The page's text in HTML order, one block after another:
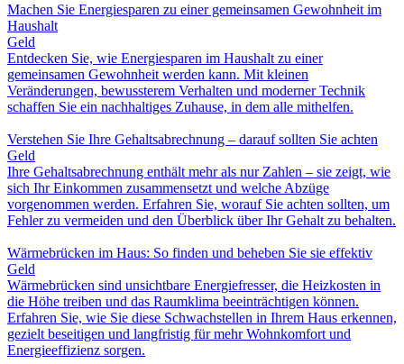
Machen Sie Energiesparen zu einer gemeinsamen Gewohnheit im
Haushalt
Geld
Entdecken Sie, wie Energiesparen im Haushalt zu einer
gemeinsamen Gewohnheit werden kann. Mit kleinen
Veränderungen, bewussterem Verhalten und moderner Technik
schaffen Sie ein nachhaltiges Zuhause, in dem alle mithelfen.
Verstehen Sie Ihre Gehaltsabrechnung – darauf sollten Sie achten
Geld
Ihre Gehaltsabrechnung enthält mehr als nur Zahlen – sie zeigt, wie
sich Ihr Einkommen zusammensetzt und welche Abzüge
vorgenommen werden. Erfahren Sie, worauf Sie achten sollten, um
Fehler zu vermeiden und den Überblick über Ihr Gehalt zu behalten.
Wärmebrücken im Haus: So finden und beheben Sie sie effektiv
Geld
Wärmebrücken sind unsichtbare Energiefresser, die Heizkosten in
die Höhe treiben und das Raumklima beeinträchtigen können.
Erfahren Sie, wie Sie diese Schwachstellen in Ihrem Haus erkennen,
gezielt beseitigen und langfristig für mehr Wohnkomfort und
Energieeffizienz sorgen.